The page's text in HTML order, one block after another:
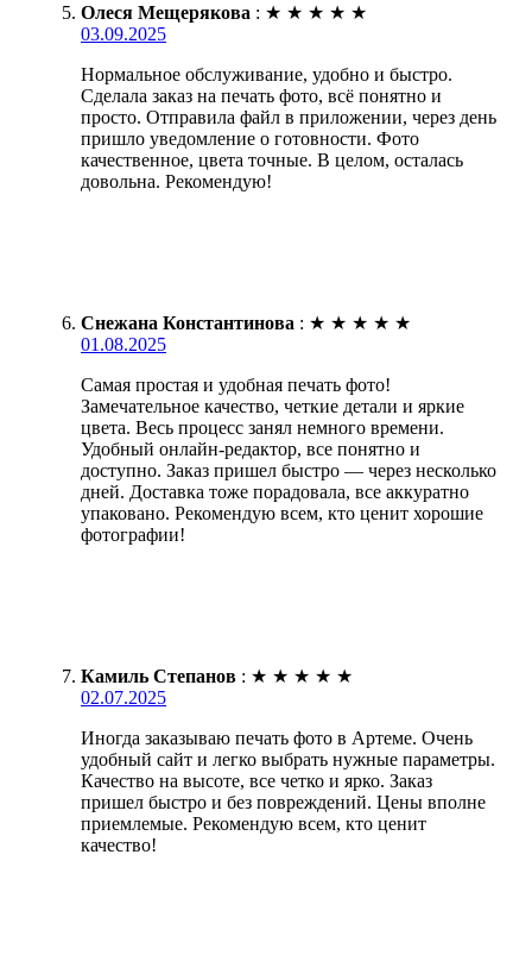
Олеся Мещерякова : ★ ★ ★ ★ ★
03.09.2025
Нормальное обслуживание, удобно и быстро.
Сделала заказ на печать фото, всё понятно и
просто. Отправила файл в приложении, через день
пришло уведомление о готовности. Фото
качественное, цвета точные. В целом, осталась
довольна. Рекомендую!
Снежана Константинова : ★ ★ ★ ★ ★
01.08.2025
Самая простая и удобная печать фото!
Замечательное качество, четкие детали и яркие
цвета. Весь процесс занял немного времени.
Удобный онлайн-редактор, все понятно и
доступно. Заказ пришел быстро — через несколько
дней. Доставка тоже порадовала, все аккуратно
упаковано. Рекомендую всем, кто ценит хорошие
фотографии!
Камиль Степанов : ★ ★ ★ ★ ★
02.07.2025
Иногда заказываю печать фото в Артеме. Очень
удобный сайт и легко выбрать нужные параметры.
Качество на высоте, все четко и ярко. Заказ
пришел быстро и без повреждений. Цены вполне
приемлемые. Рекомендую всем, кто ценит
качество!